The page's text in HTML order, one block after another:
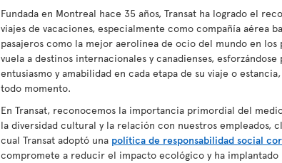
Fundada en Montreal hace 35 años, Transat ha logrado el
viajes de vacaciones, especialmente como compañía aérea
pasajeros como la mejor aerolínea de ocio del mundo en los
vuela a destinos internacionales y canadienses,
entusiasmo y amabilidad en cada etapa de su viaje o
todo momento.
En Transat, reconocemos la importancia primordial del
la diversidad cultural y la relación con nuestros empleados,
cual Transat adoptó una política de responsabilidad social
compromete a reducir el impacto ecológico y ha implantado